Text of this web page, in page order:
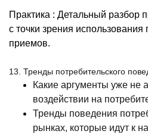
Практика : Детальный разбор
с точки зрения использования
приемов.
13. Тренды потребительского
Какие аргументы уже не
воздействии на
Тренды поведения
рынках, которые идут к